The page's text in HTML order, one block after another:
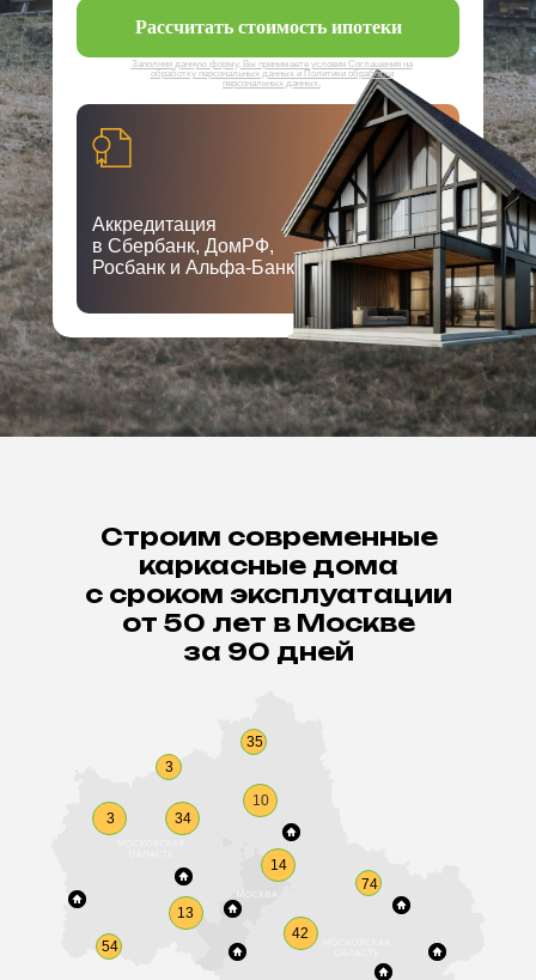
Аккредитация
в Сбербанк, ДомРФ,
Росбанк и Альфа-Банк
Рассчитать стоимость ипотеки
Заполняя данную форму, Вы принимаете условия Соглашения на
обработку персональных данных и Политики обработки
персональных данных.
13
42
3
34
54
74
14
3
10
35
Строим современные
каркасные дома
с сроком эксплуатации
от 50 лет в Москве
за 90 дней